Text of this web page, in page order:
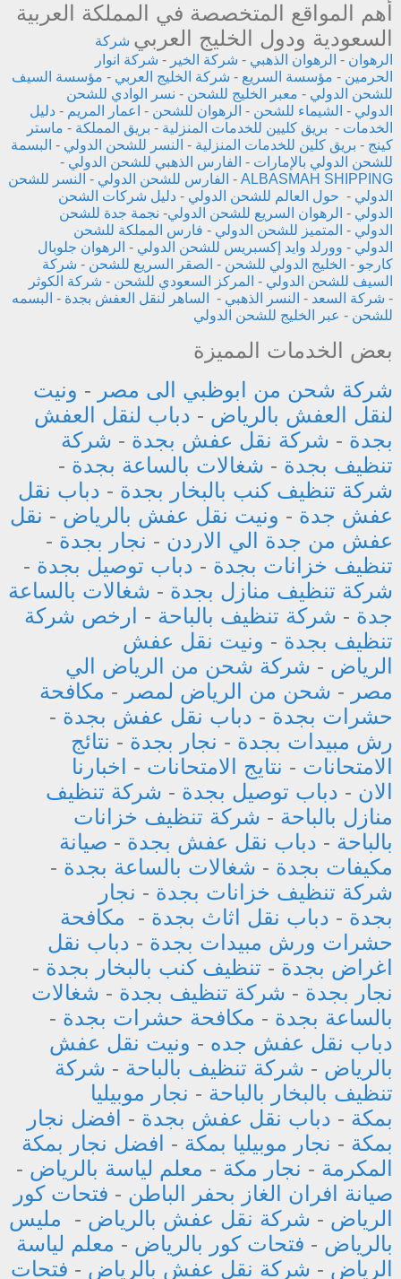
أهم المواقع المتخصصة في المملكة العربية
السعودية ودول الخليج العربي شركة
الرهوان - الرهوان الذهبي - شركة الخير - شركة انوار
الحرمين - مؤسسة السريع - شركة الخليج العربي - مؤسسة السيف
للشحن الدولي - معبر الخليج للشحن - نسر الوادي للشحن
الدولي - الشيماء للشحن - الرهوان للشحن - اعمار المريم - دليل
الخدمات - بريق كليين للخدمات المنزلية - بريق المملكة - ماستر
كينج - بريق كلين للخدمات المنزلية - النسر للشحن الدولي - البسمة
للشحن الدولي بالإمارات - الفارس الذهبي للشحن الدولي -
ALBASMAH SHIPPING
- الفارس للشحن الدولي - النسر للشحن
الدولي - حول العالم للشحن الدولي - دليل شركات الشحن
الدولي - الرهوان السريع للشحن الدولي- نجمة جدة للشحن
الدولي - المتميز للشحن الدولي - فارس المملكة للشحن
الدولي - وورلد وايد إكسبريس للشحن الدولي - الرهوان جلوبال
كارجو - الخليج الدولي للشحن - الصقر السريع للشحن - شركة
السيف للشحن الدولي - المركز السعودي للشحن - شركة الكوثر
- شركة السعد - النسر الذهبي - الساهر لنقل العفش بجدة - البسمه
للشحن - عبر الخليج للشحن الدولي
بعض الخدمات المميزة
شركة شحن من ابوظبي الى مصر - ونيت
لنقل العفش بالرياض - دباب لنقل العفش
بجدة - شركة نقل عفش بجدة - شركة
تنظيف بجدة - شغالات بالساعة بجدة -
شركة تنظيف كنب بالبخار بجدة - دباب نقل
عفش جدة - ونيت نقل عفش بالرياض - نقل
عفش من جدة الي الاردن - نجار بجدة -
تنظيف خزانات بجدة - دباب توصيل بجدة -
شركة تنظيف منازل بجدة - شغالات بالساعة
جدة - شركة تنظيف بالباحة - ارخص شركة
تنظيف بجدة - ونيت نقل عفش
الرياض - شركة شحن من الرياض الي
مصر - شحن من الرياض لمصر - مكافحة
حشرات بجدة - دباب نقل عفش بجدة -
رش مبيدات بجدة - نجار بجدة - نتائج
الامتحانات - نتايج الامتحانات -
اخبارنا
الان - دباب توصيل بجدة - شركة تنظيف
منازل بالباحة - شركة تنظيف خزانات
بالباحة - دباب نقل عفش بجدة - صيانة
مكيفات بجدة - شغالات بالساعة بجدة -
شركة تنظيف خزانات بجدة - نجار
بجدة - دباب نقل اثاث بجدة - مكافحة
حشرات ورش مبيدات بجدة - دباب نقل
اغراض بجدة - تنظيف كنب بالبخار بجدة -
نجار بجدة - شركة تنظيف بجدة - شغالات
بالساعة بجدة - مكافحة حشرات بجدة -
دباب نقل عفش جده - ونيت نقل عفش
بالرياض - شركة تنظيف بالباحة - شركة
تنظيف بالبخار بالباحة - نجار موبيليا
بمكة - دباب نقل عفش بجدة - افضل نجار
بمكة - نجار موبيليا بمكة - افضل نجار بمكة
المكرمة - نجار مكة - معلم لياسة بالرياض -
صيانة افران الغاز بحفر الباطن - فتحات كور
الرياض - شركة نقل عفش بالرياض - مليس
بالرياض - فتحات كور بالرياض - معلم لياسة
الرياض - شركة نقل عفش بالرياض - فتحات